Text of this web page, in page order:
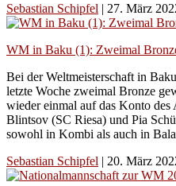
Sebastian Schipfel | 27. März
WM in Baku (1): Zweimal
Bei der Weltmeisterschaft in
letzte Woche zweimal Bronze
wieder einmal auf das Konto des
Blintsov (SC Riesa) und Pia
sowohl in Kombi als auch in
Sebastian Schipfel | 20. März